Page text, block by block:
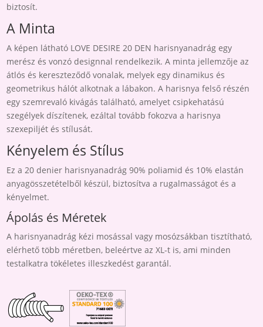
biztosít.
A Minta
A képen látható LOVE DESIRE 20 DEN harisnyanadrág egy
merész és vonzó designnal rendelkezik. A minta jellemzője az
átlós és kereszteződő vonalak, melyek egy dinamikus és
geometrikus hálót alkotnak a lábakon. A harisnya felső részén
egy szemrevaló kivágás található, amelyet csipkehatású
szegélyek díszítenek, ezáltal tovább fokozva a harisnya
szexepiljét és stílusát.
Kényelem és Stílus
Ez a 20 denier harisnyanadrág 90% poliamid és 10% elastán
anyagösszetételből készül, biztosítva a rugalmasságot és a
kényelmet.
Ápolás és Méretek
A harisnyanadrág kézi mosással vagy mosózsákban tisztítható,
elérhető több méretben, beleértve az XL-t is, ami minden
testalkatra tökéletes illeszkedést garantál.